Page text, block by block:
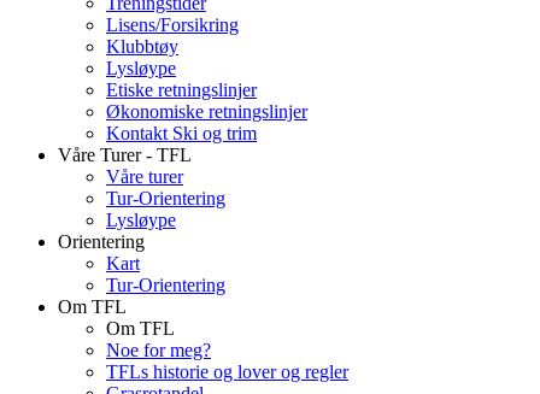
Lisens/Forsikring
Klubbtøy
Lysløype
Etiske retningslinjer
Økonomiske retningslinjer
Kontakt Ski og trim
Våre Turer - TFL
Våre turer
Tur-Orientering
Lysløype
Orientering
Kart
Tur-Orientering
Om TFL
Om TFL
Noe for meg?
TFLs historie og lover og regler